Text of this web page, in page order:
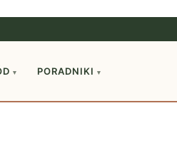
▾ PORADNIKI ▾